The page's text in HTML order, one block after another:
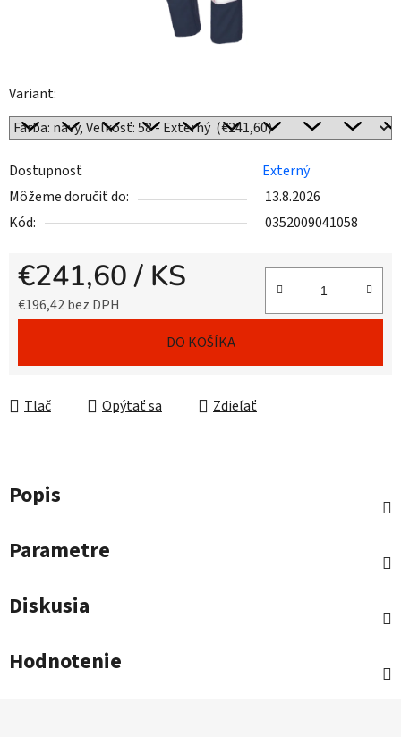
Variant:
Dostupnosť
Externý
Môžeme doručiť do:
13.8.2026
Kód:
0352009041058
€241,60/ KS
€196,42 bez DPH
DO KOŠÍKA
Tlač Opýtať sa Zdieľať
Popis
Parametre
Diskusia
Hodnotenie